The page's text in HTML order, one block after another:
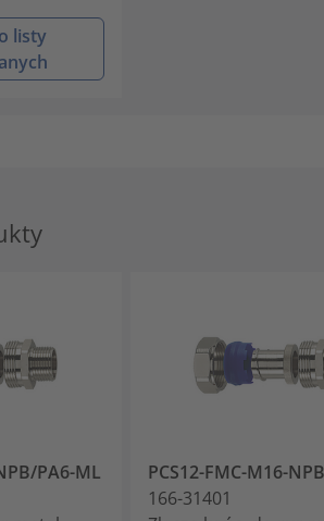
listy
PA6-ML
PCS12-FMC-M16-
166-31401